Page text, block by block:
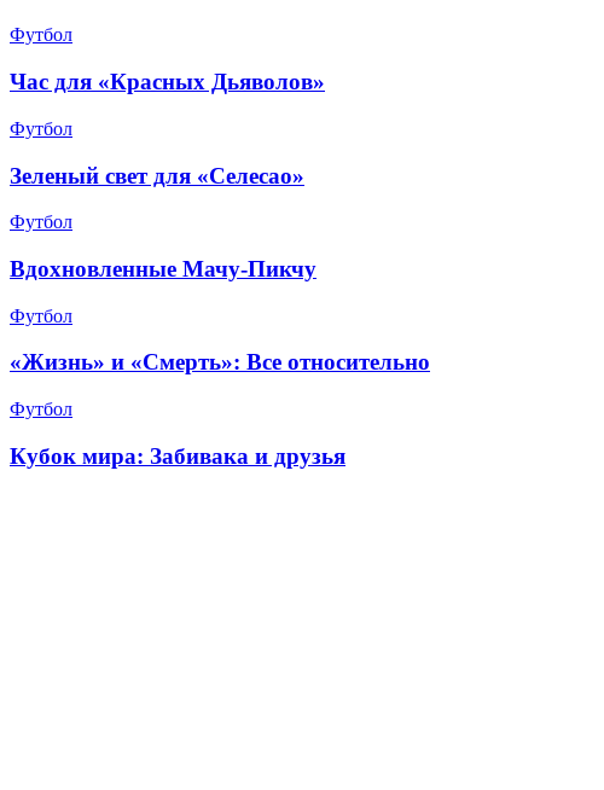
Футбол
Час для «Красных Дьяволов»
Футбол
Зеленый свет для «Селесао»
Футбол
Вдохновленные Мачу-Пикчу
Футбол
«Жизнь» и «Смерть»: Все относительно
Футбол
Кубок мира: Забивака и друзья